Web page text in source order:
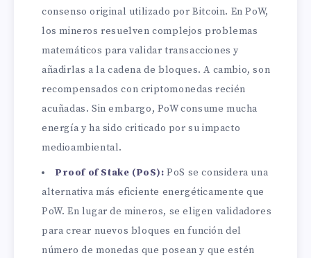
consenso original utilizado por Bitcoin. En PoW,
los mineros resuelven complejos problemas
matemáticos para validar transacciones y
añadirlas a la cadena de bloques. A cambio, son
recompensados con criptomonedas recién
acuñadas. Sin embargo, PoW consume mucha
energía y ha sido criticado por su impacto
medioambiental.
Proof of Stake (PoS): PoS se considera una
alternativa más eficiente energéticamente que
PoW. En lugar de mineros, se eligen validadores
para crear nuevos bloques en función del
número de monedas que posean y que estén